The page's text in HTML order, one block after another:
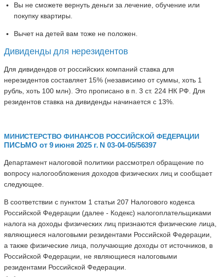
Вы не сможете вернуть деньги за лечение, обучение или
покупку квартиры.
Вычет на детей вам тоже не положен.
Дивиденды для нерезидентов
Для дивидендов от российских компаний ставка для
нерезидентов составляет 15% (независимо от суммы, хоть 1
рубль, хоть 100 млн). Это прописано в п. 3 ст. 224 НК РФ. Для
резидентов ставка на дивиденды начинается с 13%.
МИНИСТЕРСТВО ФИНАНСОВ РОССИЙСКОЙ ФЕДЕРАЦИИ
ПИСЬМО от 9 июня 2025 г. N 03-04-05/56397
Департамент налоговой политики рассмотрел обращение по
вопросу налогообложения доходов физических лиц и сообщает
следующее.
В соответствии с пунктом 1 статьи 207 Налогового кодекса
Российской Федерации (далее - Кодекс) налогоплательщиками
налога на доходы физических лиц признаются физические лица,
являющиеся налоговыми резидентами Российской Федерации,
а также физические лица, получающие доходы от источников, в
Российской Федерации, не являющиеся налоговыми
резидентами Российской Федерации.